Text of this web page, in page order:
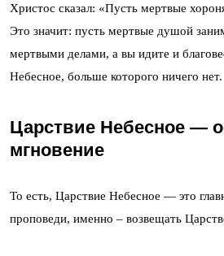
Христос сказал: «Пусть мертвые
Это значит: пусть мертвые душой
мертвыми делами, а вы идите и
Небесное, больше которого ничего нет.
Царствие Небесное —
мгновение
То есть, Царствие Небесное — это
проповеди, именно – возвещать